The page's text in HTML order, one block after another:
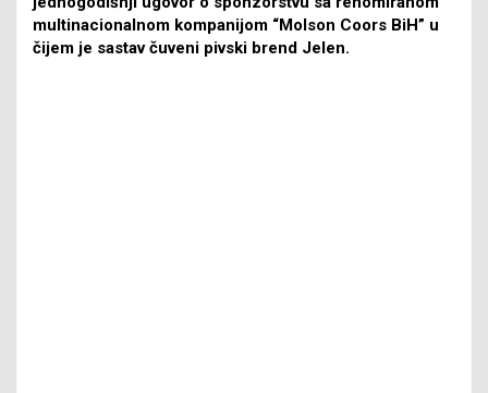
multinacionalnom kompanijom “Molson Coors BiH” u
čijem je sastav čuveni pivski brend Jelen.